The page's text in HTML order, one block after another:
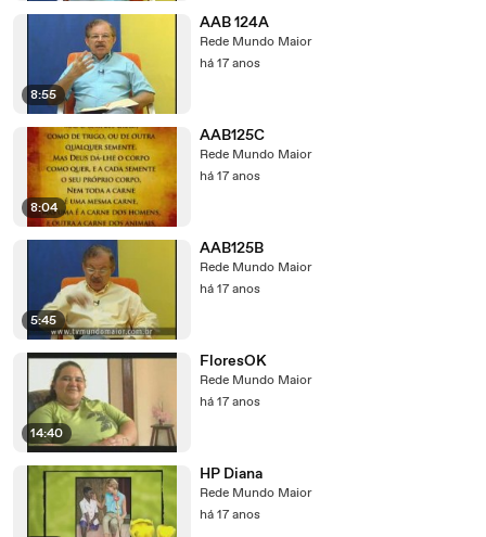
8:55
AAB 124A
Rede Mundo Maior
há 17 anos
8:04
AAB125C
Rede Mundo Maior
há 17 anos
5:45
AAB125B
Rede Mundo Maior
há 17 anos
14:40
FloresOK
Rede Mundo Maior
há 17 anos
HP Diana
Rede Mundo Maior
há 17 anos